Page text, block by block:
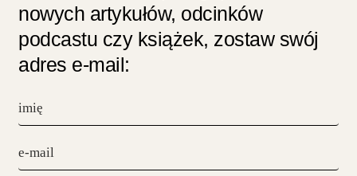
nowych artykułów, odcinków
podcastu czy książek, zostaw swój
adres e-mail: